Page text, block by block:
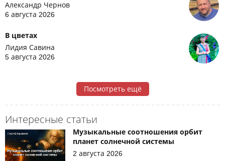
Александр Чернов
6 августа 2026
В цветах
Лидия Савина
5 августа 2026
Посмотреть ещё
Интересные статьи
Музыкальные соотношения орбит
планет солнечной системы
2 августа 2026